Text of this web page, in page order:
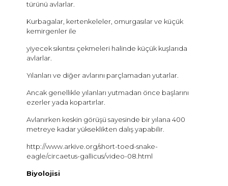
türünü avlarlar.
Kurbagalar, kertenkeleler, omurgasılar ve küçük
kemirgenler ile
yiyecek sıkıntısı çekmeleri halinde küçük kuşlarıda
avlarlar.
Yılanları ve diğer avlarını parçlamadan yutarlar.
Ancak genellikle yılanları yutmadan önce başlarını
ezerler yada kopartırlar.
Avlanırken keskin görüşü sayesinde bir yılana 400
metreye kadar yükseklikten dalış yapabilir.
http://www.arkive.org/short-toed-snake-
eagle/circaetus-gallicus/video-08.html
Biyolojisi